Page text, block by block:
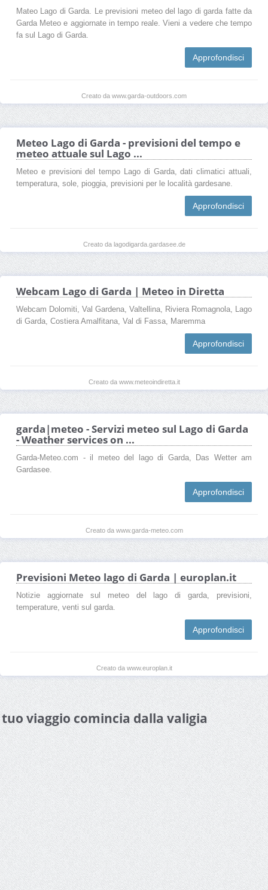
Mateo Lago di Garda. Le previsioni meteo del lago di garda fatte da
Garda Meteo e aggiornate in tempo reale. Vieni a vedere che tempo
fa sul Lago di Garda.
Approfondisci
Creato da www.garda-outdoors.com
Meteo Lago di Garda - previsioni del tempo e
meteo attuale sul Lago ...
Meteo e previsioni del tempo Lago di Garda, dati climatici attuali,
temperatura, sole, pioggia, previsioni per le località gardesane.
Approfondisci
Creato da lagodigarda.gardasee.de
Webcam Lago di Garda | Meteo in Diretta
Webcam Dolomiti, Val Gardena, Valtellina, Riviera Romagnola, Lago
di Garda, Costiera Amalfitana, Val di Fassa, Maremma
Approfondisci
Creato da www.meteoindiretta.it
garda|meteo - Servizi meteo sul Lago di Garda
- Weather services on ...
Garda-Meteo.com - il meteo del lago di Garda, Das Wetter am
Gardasee.
Approfondisci
Creato da www.garda-meteo.com
Previsioni Meteo lago di Garda | europlan.it
Notizie aggiornate sul meteo del lago di garda, previsioni,
temperature, venti sul garda.
Approfondisci
Creato da www.europlan.it
viaggio comincia dalla valigia